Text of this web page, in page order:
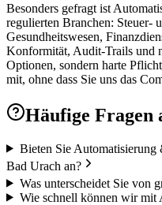
Besonders gefragt ist
regulierten Branchen: Steuer-
Gesundheitswesen,
Konformität, Audit-Trails und
Optionen, sondern harte
mit, ohne dass Sie uns das
Häufige Fragen
Bieten Sie
Bad Urach an?
Was unterscheidet Sie von
Wie schnell können wir